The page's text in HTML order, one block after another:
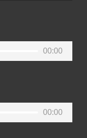
00:00
00:00